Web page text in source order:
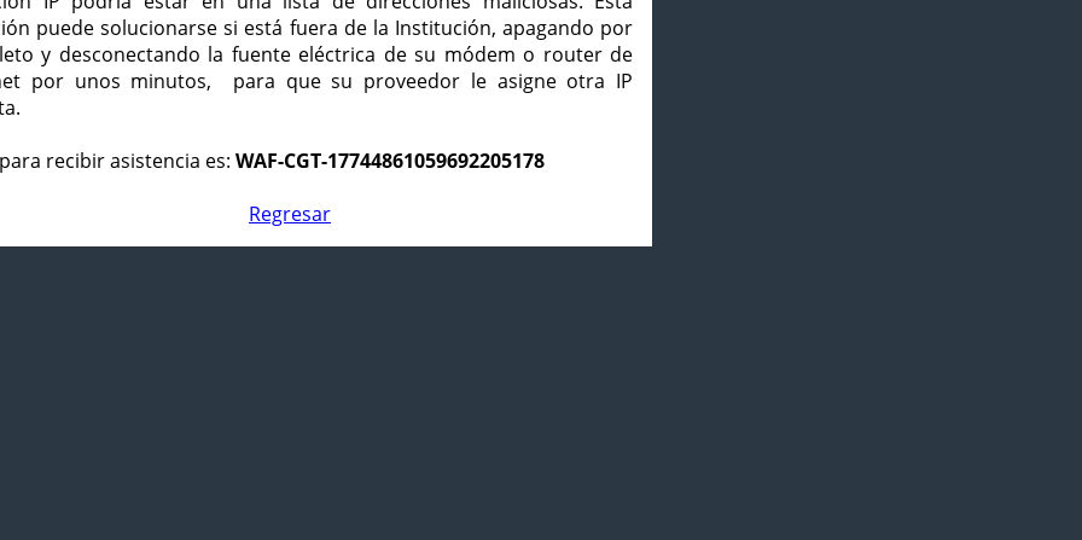
puede solucionarse si está fuera de la Institución, apagando por
y desconectando la fuente eléctrica de su módem o router de
por unos minutos, para que su proveedor le asigne otra IP
recibir asistencia es: WAF-CGT-17744861059692205178
Regresar